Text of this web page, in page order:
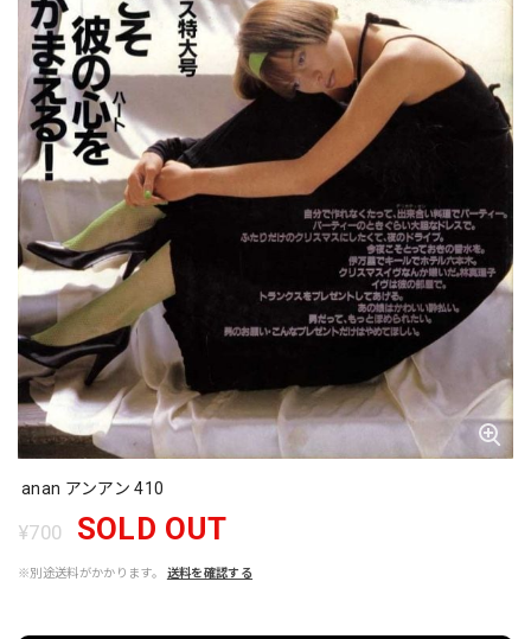
anan アンアン 410
¥700 SOLD OUT
※別途送料がかかります。 送料を確認する